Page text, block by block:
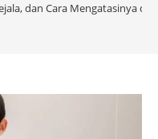
dan Cara Mengatasinya